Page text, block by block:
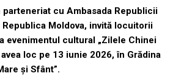
parteneriat cu Ambasada Republicii
Moldova, invită locuitorii
evenimentul cultural „Zilele Chinei
loc pe 13 iunie 2026, în Grădina
și Sfânt”.